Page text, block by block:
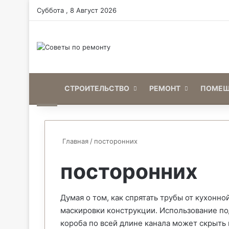
Суббота , 8 Август 2026
HomeСТРОИТЕЛЬСТВО РЕМОНТ
Главная / посторонних
посторонних
Думая о том, как спрятать трубы от
маскировки конструкции. Использование
короба по всей длине канала может